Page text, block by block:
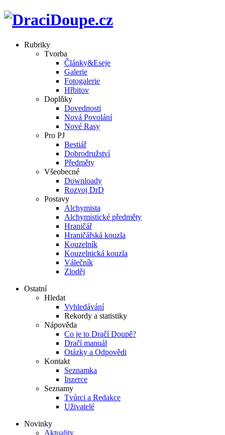
Rubriky
Tvorba
Články&Eseje
Galerie
Fotogalerie
Hřbitov
Doplňky
Dovednosti
Nová Povolání
Nové Rasy
Pro PJ
Bestiář
Dobrodružství
Předměty
Všeobecné
Downloady
Rozvoj DrD
Postavy
Alchymista
Alchymistické předměty
Hraničář
Hraničářská kouzla
Kouzelník
Kouzelnická kouzla
Válečník
Zloděj
Ostatní
Hledat
Vyhledávání
Rekordy a statistiky
Nápověda
Co je to Dračí Doupě?
Dračí manuál
Otázky a Odpovědi
Kontakt
Seznamka
Inzerce
Seznamy
Tvůrci a Redakce
Uživatelé
Novinky
Aktuality